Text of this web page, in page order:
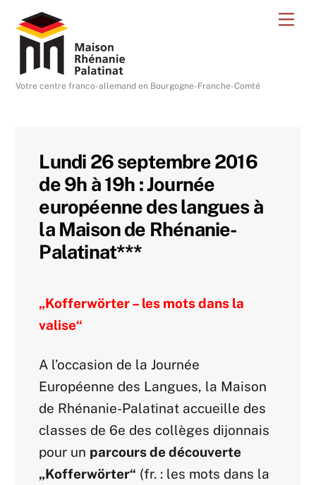
content
Votre centre franco-allemand en Bourgogne-Franche-Comté
Lundi 26 septembre 2016
de 9h à 19h : Journée
européenne des langues à
la Maison de Rhénanie-
Palatinat***
„Kofferwörter – les mots dans la
valise“
A l’occasion de la Journée
Européenne des Langues, la Maison
de Rhénanie-Palatinat accueille des
classes de 6e des collèges dijonnais
pour un parcours de découverte
„Kofferwörter“ (fr. : les mots dans la